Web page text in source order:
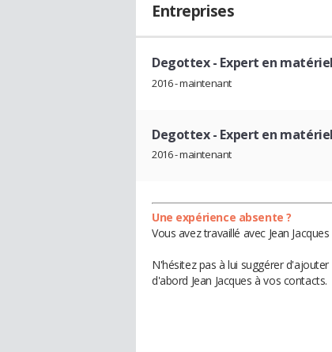
Entreprises
Degottex- Expert en
2016 - maintenant
Degottex- Expert en
2016 - maintenant
Une expérience absente ?
Vous avez travaillé avec Jean
N'hésitez pas à lui suggérer
d'abord Jean Jacques à vos contacts.